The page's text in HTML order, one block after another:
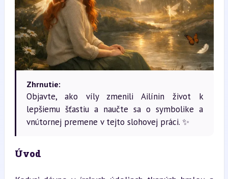
Zhrnutie:
Objavte, ako víly zmenili Ailínin život k
lepšiemu šťastiu a naučte sa o symbolike a
vnútornej premene v tejto slohovej práci. ✨
Úvod